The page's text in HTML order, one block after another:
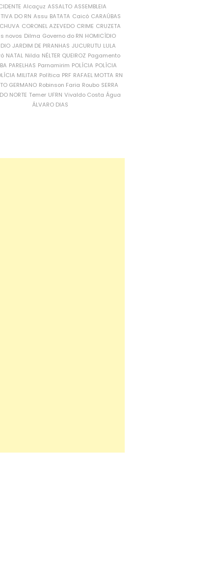
Alcaçuz ASSALTO ASSEMBLEIA
DO RN Assu BATATA Caicó CARAÚBAS
CORONEL AZEVEDO CRIME CRUZETA
novos Dilma Governo do RN HOMICÍDIO
JARDIM DE PIRANHAS JUCURUTU LULA
NATAL Nilda NÉLTER QUEIROZ Pagamento
PARELHAS Parnamirim POLÍCIA POLÍCIA
MILITAR Política PRF RAFAEL MOTTA RN
GERMANO Robinson Faria Roubo SERRA
NORTE Temer UFRN Vivaldo Costa Água
ÁLVARO DIAS